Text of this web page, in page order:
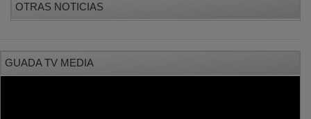
OTRAS NOTICIAS
GUADA TV MEDIA